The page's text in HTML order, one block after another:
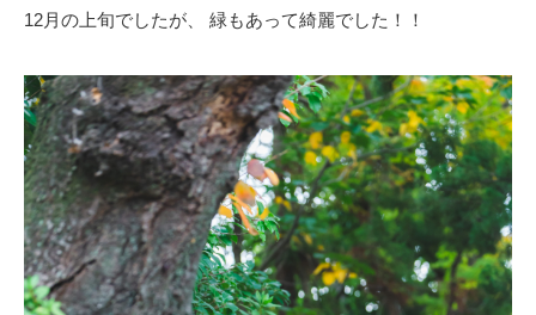
12月の上旬でしたが、 緑もあって綺麗でした！！